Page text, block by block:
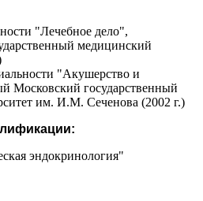
"Лечебное дело",
медицинский
"Акушерство и
Московский государственный
им. И.М. Сеченова (2002 г.)
эндокринология"